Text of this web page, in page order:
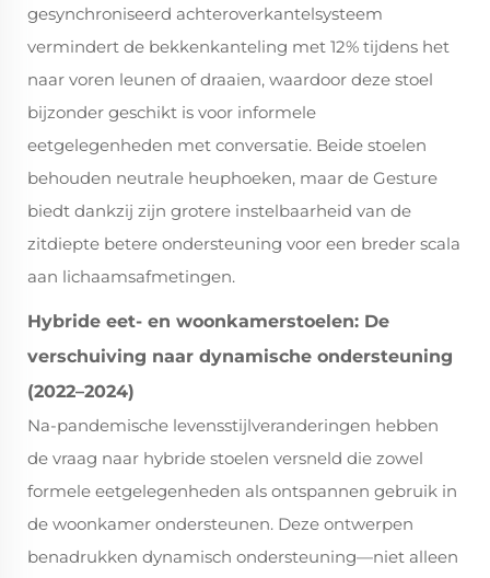
gesynchroniseerd achteroverkantelsysteem
vermindert de bekkenkanteling met 12% tijdens het
naar voren leunen of draaien, waardoor deze stoel
bijzonder geschikt is voor informele
eetgelegenheden met conversatie. Beide stoelen
behouden neutrale heuphoeken, maar de Gesture
biedt dankzij zijn grotere instelbaarheid van de
zitdiepte betere ondersteuning voor een breder scala
aan lichaamsafmetingen.
Hybride eet- en woonkamerstoelen: De
verschuiving naar dynamische ondersteuning
(2022–2024)
Na-pandemische levensstijlveranderingen hebben
de vraag naar hybride stoelen versneld die zowel
formele eetgelegenheden als ontspannen gebruik in
de woonkamer ondersteunen. Deze ontwerpen
benadrukken dynamisch ondersteuning—niet alleen